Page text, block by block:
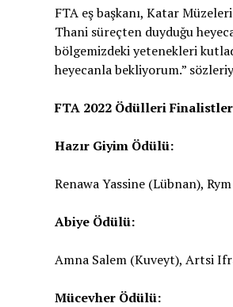
FTA eş başkanı, Katar
Thani süreçten duyduğu
bölgemizdeki yetenekleri
heyecanla bekliyorum.”
FTA 2022 Ödülleri
Hazır Giyim Ödülü:
Renawa Yassine (Lübnan),
Abiye Ödülü:
Amna Salem (Kuveyt), Artsi
Mücevher Ödülü: